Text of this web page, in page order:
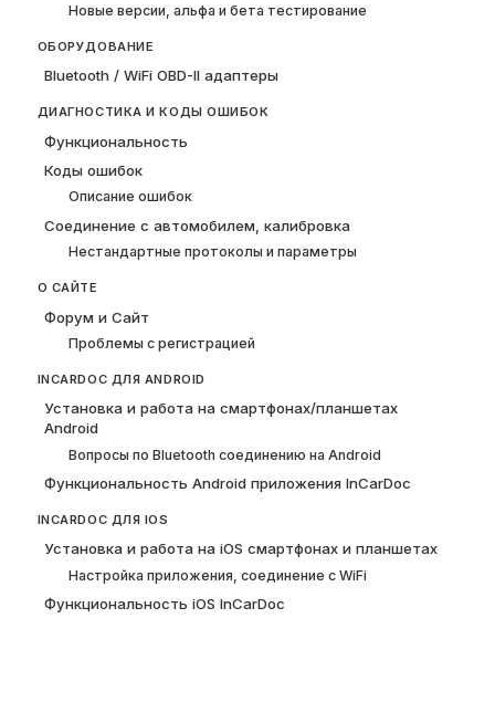
Новые версии, альфа и бета тестирование
ОБОРУДОВАНИЕ
Bluetooth / WiFi OBD-II адаптеры
ДИАГНОСТИКА И КОДЫ ОШИБОК
Функциональность
Коды ошибок
Описание ошибок
Соединение с автомобилем, калибровка
Нестандартные протоколы и параметры
О САЙТЕ
Форум и Сайт
Проблемы с регистрацией
INCARDOC ДЛЯ ANDROID
Установка и работа на смартфонах/планшетах
Android
Вопросы по Bluetooth соединению на Android
Функциональность Android приложения InCarDoc
INCARDOC ДЛЯ IOS
Установка и работа на iOS смартфонах и планшетах
Настройка приложения, соединение с WiFi
Функциональность iOS InCarDoc